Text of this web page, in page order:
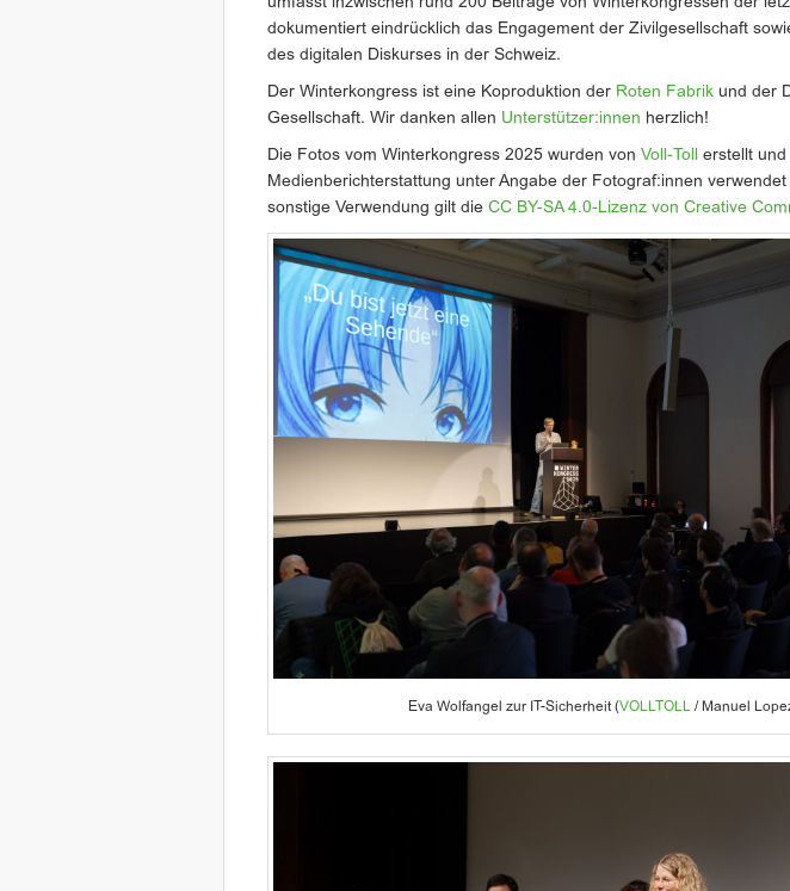
dokumentiert eindrücklich das Engagement der Zivilgesellschaft
des digitalen Diskurses in der Schweiz.
Der Winterkongress ist eine Koproduktion der Roten Fabrik und der
Gesellschaft. Wir danken allen Unterstützer:innen herzlich!
Die Fotos vom Winterkongress 2025 wurden von Voll-Toll
erstellt
Medienberichterstattung unter Angabe der Fotograf:innen
sonstige Verwendung gilt die CC BY-SA 4.0-Lizenz von Creative
Eva Wolfangel zur IT-Sicherheit (VOLLTOLL / Manuel